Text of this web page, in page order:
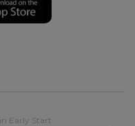
Early Start